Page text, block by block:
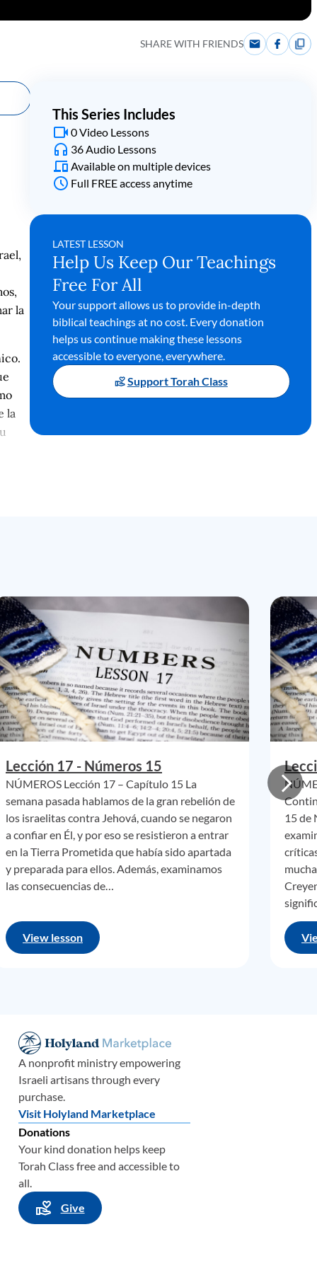
SHARE WITH FRIENDS
la
la
vez
This Series Includes
0 Video Lessons
36 Audio Lessons
Available on multiple devices
Full FREE access anytime
LATEST LESSON
Help Us Keep Our Teachings
Free For All
Your support allows us to provide in-depth
biblical teachings at no cost. Every donation
helps us continue making these lessons
accessible to everyone, everywhere.
Support Torah Class
Lección 17 - Números 15
NÚMEROS Lección 17 – Capítulo 15 La
semana pasada hablamos de la gran rebelión de
los israelitas contra Jehová, cuando se negaron
a confiar en Él, y por eso se resistieron a entrar
en la Tierra Prometida que había sido apartada
y preparada para ellos. Además, examinamos
las consecuencias de…
View lesson
15 de
A nonprofit ministry empowering
Israeli artisans through every
purchase.
Visit Holyland Marketplace
Donations
Your kind donation helps keep
Torah Class free and accessible to
all.
Give